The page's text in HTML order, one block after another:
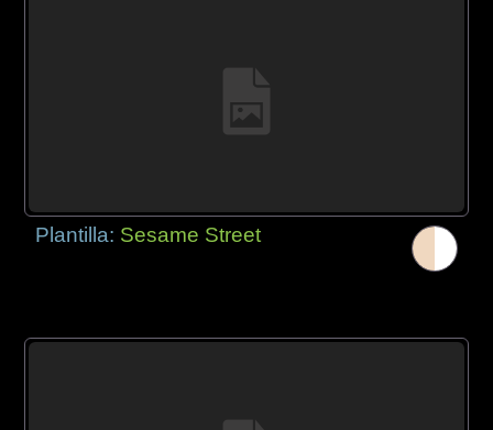
Plantilla: Sesame Street